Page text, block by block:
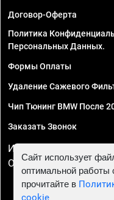
Договор-Оферта
Политика
Персональных Данных.
Формы Оплаты
Удаление Сажевого
Чип Тюнинг BMW После
Заказать Звонок
ИП Смирнов Георгий
ОГРНИП
Сайт использует
оптимальной работы
прочитайте в
cookie